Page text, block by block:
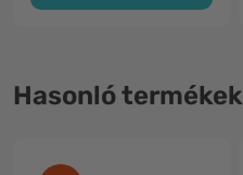
Hasonló termékek